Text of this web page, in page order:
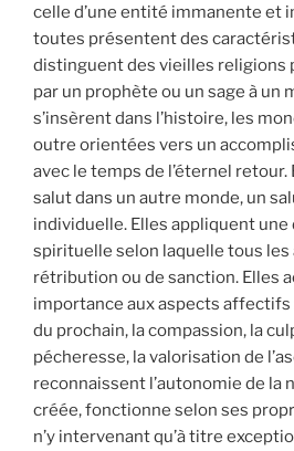
celle d’une entité immanente et
toutes présentent des
distinguent des vieilles religions
par un prophète ou un sage à un
s’insèrent dans l’histoire, les
outre orientées vers un
avec le temps de l’éternel
salut dans un autre monde, un
individuelle. Elles appliquent
spirituelle selon laquelle tous les
rétribution ou de sanction. Elles
importance aux aspects affectifs
du prochain, la compassion, la
pécheresse, la valorisation de
reconnaissent l’autonomie de la
créée, fonctionne selon ses
n’y intervenant qu’à titre